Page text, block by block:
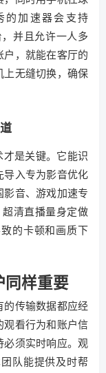
的加速器会支持
并且允许一人多
，就能在客厅的
上无缝切换，确保
才是关键。它能识
导入专为影音优化
音、游戏加速专
清直播量身定做
的卡顿和画质下
同样重要
的传输数据都应经
观看行为和账户信
必须实时响应。观
队能提供及时帮